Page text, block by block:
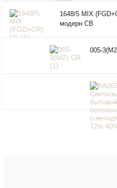
1648/5 MIX
модерн СВ
005-